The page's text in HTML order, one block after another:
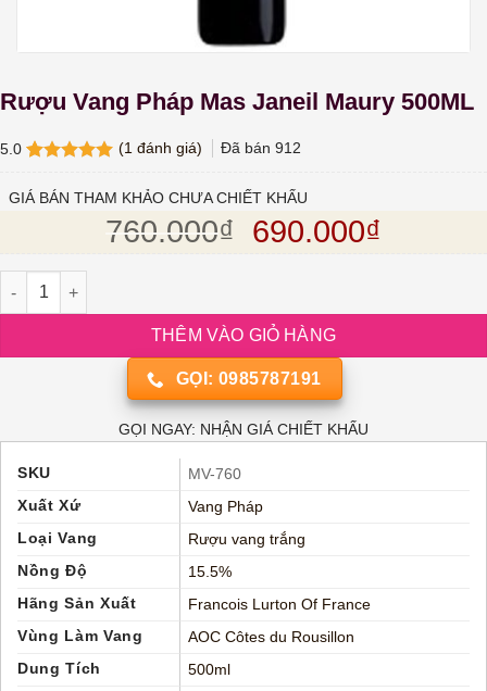
Rượu Vang Pháp Mas Janeil Maury 500ML
5.0
dựa trên
(1 đánh giá) Đã bán 912
GIÁ BÁN THAM KHẢO CHƯA CHIẾT KHẤU
760.000₫ Giá gốc là:
690.000₫
Rượu Vang Pháp Mas Janeil Maury 500ML số lượng
THÊM VÀO GIỎ HÀNG
GỌI: 0985787191
GỌI NGAY: NHẬN GIÁ CHIẾT KHẤU
SKU
MV-760
Xuất Xứ
Vang Pháp
Loại Vang
Rượu vang trắng
Nồng Độ
15.5%
Hãng Sản Xuất
Francois Lurton Of France
Vùng Làm Vang
AOC Côtes du Rousillon
Dung Tích
500ml